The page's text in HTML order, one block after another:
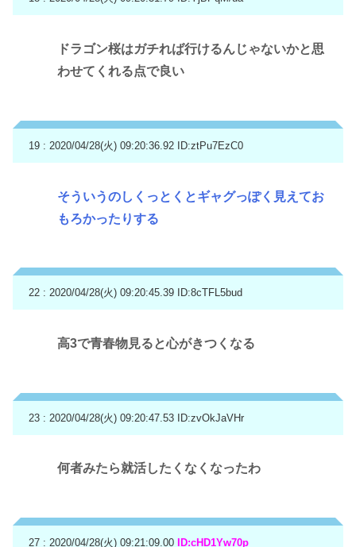
ドラゴン桜はガチれば行けるんじゃないかと思
わせてくれる点で良い
19 : 2020/04/28(火) 09:20:36.92 ID:ztPu7EzC0
そういうのしくっとくとギャグっぽく見えてお
もろかったりする
22 : 2020/04/28(火) 09:20:45.39 ID:8cTFL5bud
高3で青春物見ると心がきつくなる
23 : 2020/04/28(火) 09:20:47.53 ID:zvOkJaVHr
何者みたら就活したくなくなったわ
27 : 2020/04/28(火) 09:21:09.00 ID:cHD1Yw70p